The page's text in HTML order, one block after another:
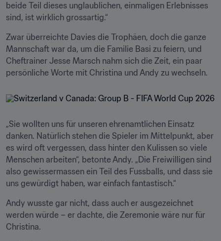
beide Teil dieses unglaublichen, einmaligen Erlebnisses
sind, ist wirklich grossartig.“
Zwar überreichte Davies die Trophäen, doch die ganze
Mannschaft war da, um die Familie Basi zu feiern, und
Cheftrainer Jesse Marsch nahm sich die Zeit, ein paar
persönliche Worte mit Christina und Andy zu wechseln.
„Sie wollten uns für unseren ehrenamtlichen Einsatz
danken. Natürlich stehen die Spieler im Mittelpunkt, aber
es wird oft vergessen, dass hinter den Kulissen so viele
Menschen arbeiten“, betonte Andy. „Die Freiwilligen sind
also gewissermassen ein Teil des Fussballs, und dass sie
uns gewürdigt haben, war einfach fantastisch.“
Andy wusste gar nicht, dass auch er ausgezeichnet
werden würde – er dachte, die Zeremonie wäre nur für
Christina.